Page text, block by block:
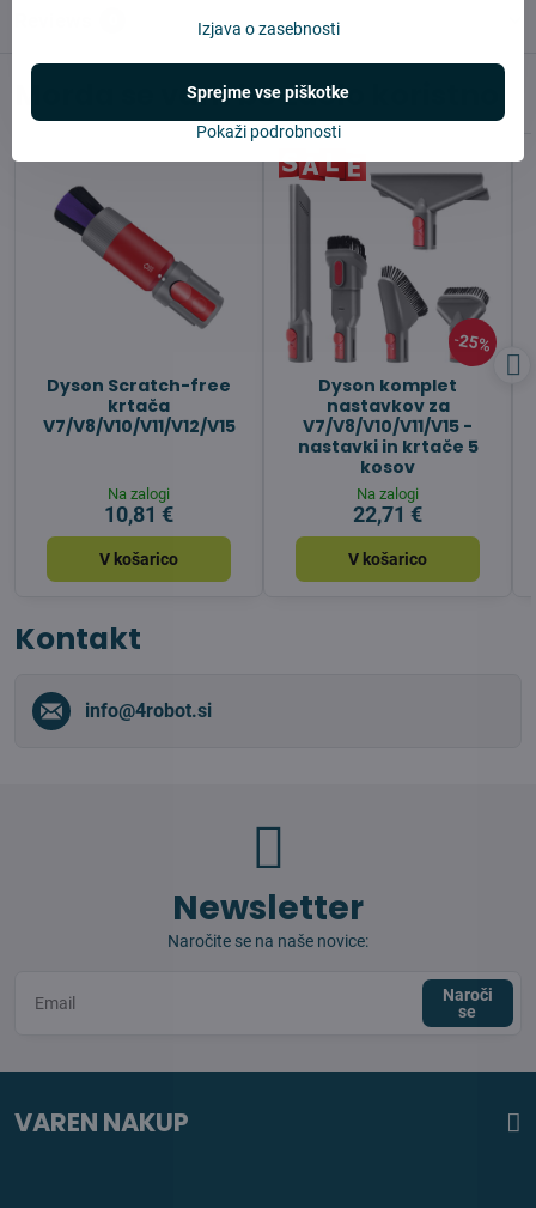
Morda se vam bo zdelo koristno
Dyson Scratch-free
krtača
V7/V8/V10/V11/V12/V15
Na zalogi
10,81 €
V košarico
25%
Dyson komplet
nastavkov za
V7/V8/V10/V11/V15 -
nastavki in krtače 5
kosov
Na zalogi
22,71 €
V košarico
Kontakt
info​@4robot​.si
Newsletter
Naročite se na naše novice:
Naroči
se
VAREN NAKUP
Izjava o zasebnosti
Pokaži podrobnosti
Sprejme vse piškotke